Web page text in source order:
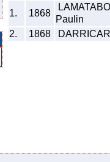
1. 1868
Paulin
2.
1868